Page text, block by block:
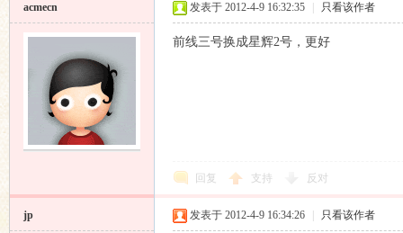
acmecn 发表于 2012-4-9 16:32:35 只看该作者
前线三号换成星辉2号，更好
回复 支持 反对
jp 发表于 2012-4-9 16:34:26 只看该作者